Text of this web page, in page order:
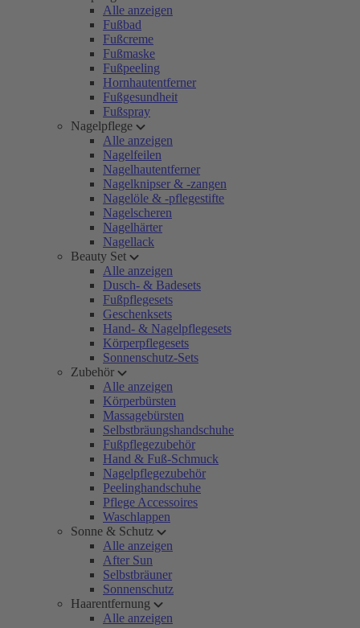
Alle anzeigen
Fußbad
Fußcreme
Fußmaske
Fußpeeling
Hornhautentferner
Fußgesundheit
Fußspray
Nagelpflege
Alle anzeigen
Nagelfeilen
Nagelhautentferner
Nagelknipser & -zangen
Nagelöle & -pflegestifte
Nagelscheren
Nagelhärter
Nagellack
Beauty Set
Alle anzeigen
Dusch- & Badesets
Fußpflegesets
Geschenksets
Hand- & Nagelpflegesets
Körperpflegesets
Sonnenschutz-Sets
Zubehör
Alle anzeigen
Körperbürsten
Massagebürsten
Selbstbräungshandschuhe
Fußpflegezubehör
Hand & Fuß-Schmuck
Nagelpflegezubehör
Peelinghandschuhe
Pflege Accessoires
Waschlappen
Sonne & Schutz
Alle anzeigen
After Sun
Selbstbräuner
Sonnenschutz
Haarentfernung
Alle anzeigen